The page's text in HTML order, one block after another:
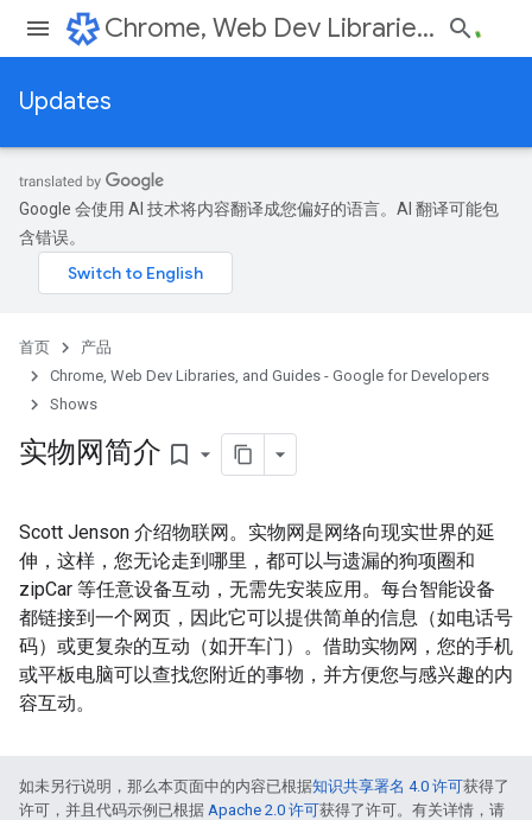
Chrome, Web Dev Libraries, and Guides - Google for Developers
Updates
Google 会使用 AI 技术将内容翻译成您偏好的语言。AI 翻译可能包
含错误。
首页
产品
Chrome, Web Dev Libraries, and Guides - Google for Developers
Shows
实物网简介 bookmark_border
Scott Jenson 介绍物联网。实物网是网络向现实世界的延
伸，这样，您无论走到哪里，都可以与遗漏的狗项圈和
zipCar 等任意设备互动，无需先安装应用。每台智能设备
都链接到一个网页，因此它可以提供简单的信息（如电话号
码）或更复杂的互动（如开车门）。借助实物网，您的手机
或平板电脑可以查找您附近的事物，并方便您与感兴趣的内
容互动。
如未另行说明，那么本页面中的内容已根据知识共享署名 4.0 许可获得了
许可，并且代码示例已根据 Apache 2.0 许可获得了许可。有关详情，请